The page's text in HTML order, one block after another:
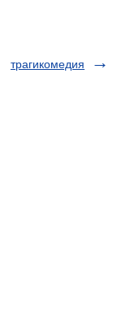
трагикомедия